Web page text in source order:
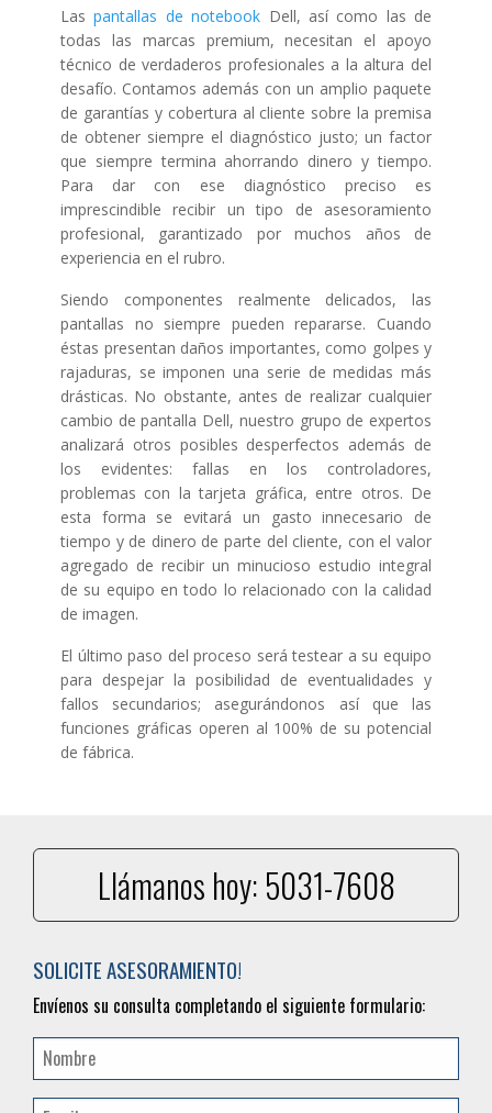
Laspantallas de notebook Dell, así como las de
todas las marcas premium, necesitan el apoyo
técnico de verdaderos profesionales a la altura del
desafío. Contamos además con un amplio paquete
de garantías y cobertura al cliente sobre la premisa
de obtener siempre el diagnóstico justo; un factor
que siempre termina ahorrando dinero y tiempo.
Para dar con ese diagnóstico preciso es
imprescindible recibir un tipo de asesoramiento
profesional, garantizado por muchos años de
experiencia en el rubro.
Siendo componentes realmente delicados, las
pantallas no siempre pueden repararse. Cuando
éstas presentan daños importantes, como golpes y
rajaduras, se imponen una serie de medidas más
drásticas. No obstante, antes de realizar cualquier
cambio de pantalla Dell, nuestro grupo de expertos
analizará otros posibles desperfectos además de
los evidentes: fallas en los controladores,
problemas con la tarjeta gráfica, entre otros. De
esta forma se evitará un gasto innecesario de
tiempo y de dinero de parte del cliente, con el valor
agregado de recibir un minucioso estudio integral
de su equipo en todo lo relacionado con la calidad
de imagen.
El último paso del proceso será testear a su equipo
para despejar la posibilidad de eventualidades y
fallos secundarios; asegurándonos así que las
funciones gráficas operen al 100% de su potencial
de fábrica.
Llámanos hoy: 5031-7608
SOLICITE ASESORAMIENTO!
Envíenos su consulta completando el siguiente formulario: